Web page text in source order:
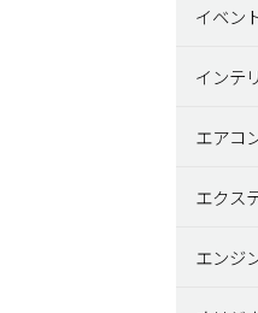
イベン
インテ
エアコ
エクス
エンジ